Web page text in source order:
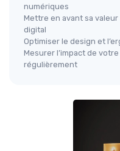
numériques
Mettre en avant sa
digital
Optimiser le design et
Mesurer l’impact de
régulièrement